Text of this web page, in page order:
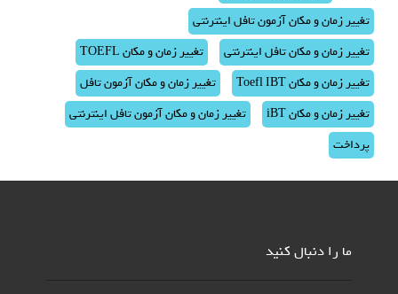
تغییر زمان و مکان آزمون تافل اینترنتی
تغییر زمان و مکان تافل اینترنتی
تغییر زمان و مکان TOEFL
تغییر زمان و مکان Toefl IBT
تغییر زمان و مکان آزمون تافل
تغییر زمان و مکان iBT
تغییر زمان و مکان آزمون تافل اینترنتی
پرداخت
ما را دنبال کنید